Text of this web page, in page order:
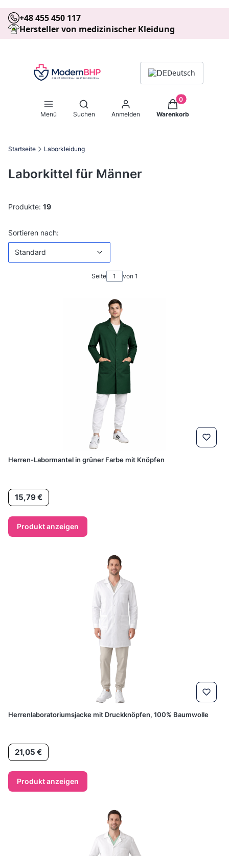
+48 455 450 117
Hersteller von medizinischer Kleidung
Deutsch
Menü
Suchmaschine öffnen
Suchen Anmelden
Produkte im
Warenkorb
Startseite Laborkleidung
Laborkittel für Männer
Produkte: 19
Produktliste
Sortieren nach:
Standard
Seite von 1
Herren-Labormantel in grüner Farbe mit Knöpfen
Preis
15,79 €
Produkt anzeigen
Herrenlaboratoriumsjacke mit Druckknöpfen, 100% Baumwolle
Preis
21,05 €
Produkt anzeigen